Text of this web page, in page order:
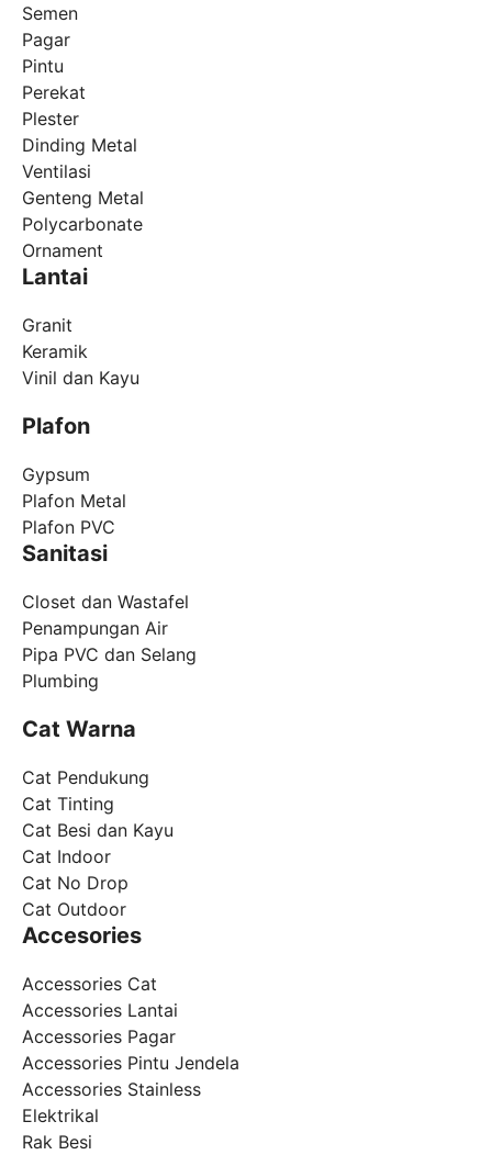
Semen
Pagar
Pintu
Perekat
Plester
Dinding Metal
Ventilasi
Genteng Metal
Polycarbonate
Ornament
Lantai
Granit
Keramik
Vinil dan Kayu
Plafon
Gypsum
Plafon Metal
Plafon PVC
Sanitasi
Closet dan Wastafel
Penampungan Air
Pipa PVC dan Selang
Plumbing
Cat Warna
Cat Pendukung
Cat Tinting
Cat Besi dan Kayu
Cat Indoor
Cat No Drop
Cat Outdoor
Accesories
Accessories Cat
Accessories Lantai
Accessories Pagar
Accessories Pintu Jendela
Accessories Stainless
Elektrikal
Rak Besi